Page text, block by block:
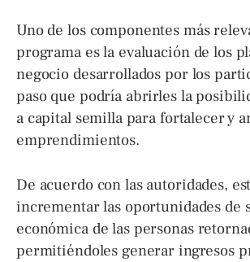
Uno de los componentes más
programa es la evaluación de los
negocio desarrollados por los
paso que podría abrirles la
a capital semilla para fortalecer y
emprendimientos.
De acuerdo con las autoridades,
incrementar las oportunidades de
económica de las personas
permitiéndoles generar ingresos